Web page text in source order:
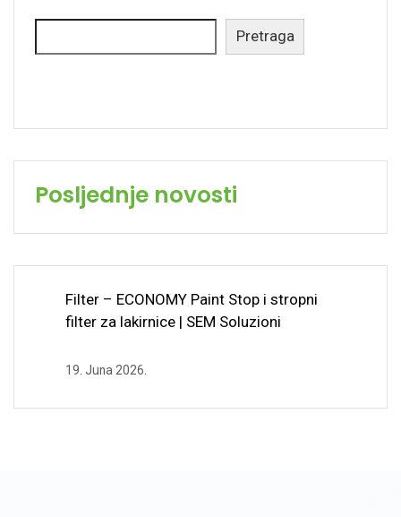
Pretraga
Posljednje novosti
Filter – ECONOMY Paint Stop i stropni
filter za lakirnice | SEM Soluzioni
19. Juna 2026.